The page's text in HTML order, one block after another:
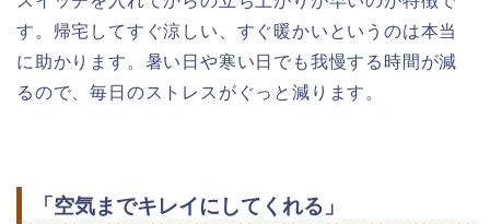
す。帰宅してすぐ涼しい、すぐ暖かいというのは本当
に助かります。暑い日や寒い日でも我慢する時間が減
るので、毎日のストレスがぐっと減ります。
「空気までキレイにしてくれる」